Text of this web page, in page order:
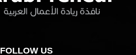
FOLLOW US